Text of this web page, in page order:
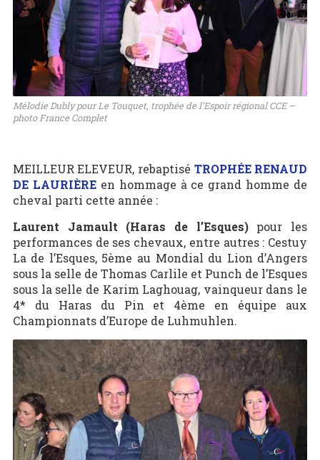
Mélodie Dubly pour Le Touquet, trophée de l’Espoir régional CCE –
photo France Complet
MEILLEUR ELEVEUR, rebaptisé TROPHÉE RENAUD
DE LAURIÈREen hommage à ce grand homme de
cheval parti cette année :
Laurent Jamault (Haras de l’Esques)pour les
performances de ses chevaux, entre autres : Cestuy
La de l’Esques, 5ème au Mondial du Lion d’Angers
sous la selle de Thomas Carlile et Punch de l’Esques
sous la selle de Karim Laghouag, vainqueur dans le
4* du Haras du Pin et 4ème en équipe aux
Championnats d’Europe de Luhmuhlen.